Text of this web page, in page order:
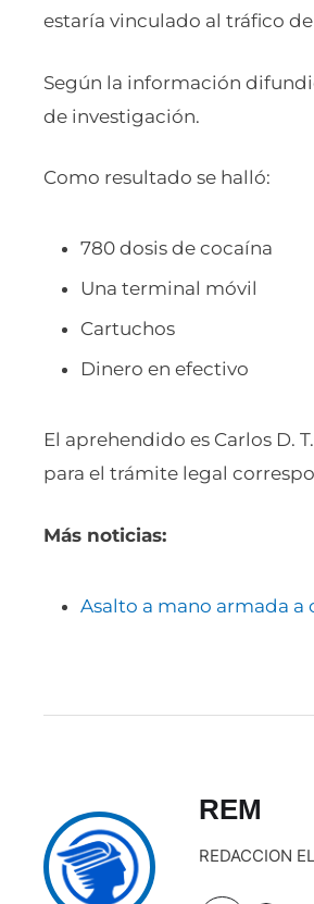
estaría vinculado al tráfico
Según la información
de investigación.
Como resultado se halló:
780 dosis de cocaína
Una terminal móvil
Cartuchos
Dinero en efectivo
El aprehendido es Carlos D.
para el trámite legal
Más noticias:
Asalto a mano armada
REM
REDACCION